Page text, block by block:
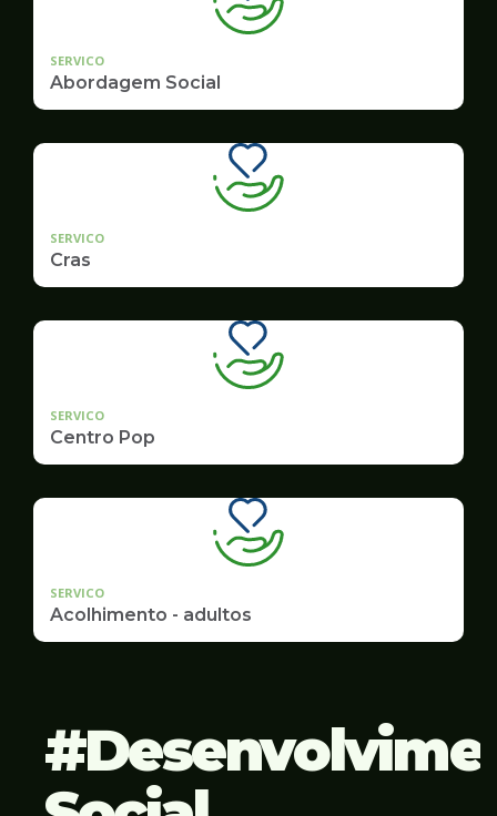
SERVICO
Abordagem Social
SERVICO
Cras
SERVICO
Centro Pop
SERVICO
Acolhimento - adultos